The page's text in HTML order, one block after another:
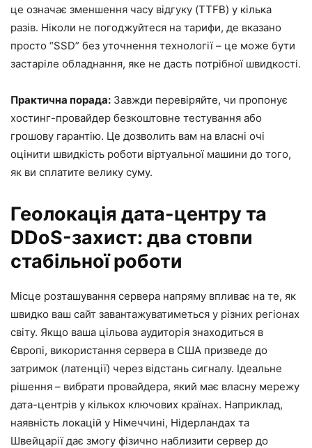
це означає зменшення часу відгуку (TTFB) у кілька
разів. Ніколи не погоджуйтеся на тарифи, де вказано
просто “SSD” без уточнення технології – це може бути
застаріле обладнання, яке не дасть потрібної швидкості.
Практична порада: Завжди перевіряйте, чи пропонує
хостинг-провайдер безкоштовне тестування або
грошову гарантію. Це дозволить вам на власні очі
оцінити швидкість роботи віртуальної машини до того,
як ви сплатите велику суму.
Геолокація дата-центру та
DDoS-захист: два стовпи
стабільної роботи
Місце розташування сервера напряму впливає на те, як
швидко ваш сайт завантажуватиметься у різних регіонах
світу. Якщо ваша цільова аудиторія знаходиться в
Європі, використання сервера в США призведе до
затримок (латенції) через відстань сигналу. Ідеальне
рішення – вибрати провайдера, який має власну мережу
дата-центрів у кількох ключових країнах. Наприклад,
наявність локацій у Німеччині, Нідерландах та
Швейцарії дає змогу фізично наблизити сервер до